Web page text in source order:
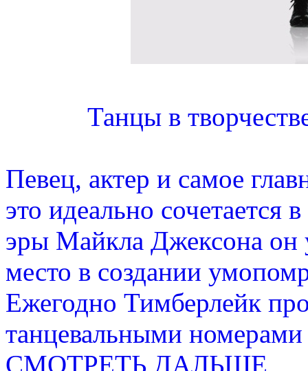
Танцы в
Певец, актер и самое
это идеально
эры Майкла Джексона он
место в создании
Ежегодно Тимберлейк
танцевальными
СМОТРЕТЬ ДАЛЬШЕ